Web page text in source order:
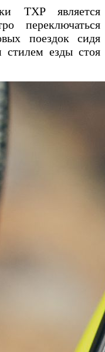
TXP является
переключаться
поездок сидя
езды стоя